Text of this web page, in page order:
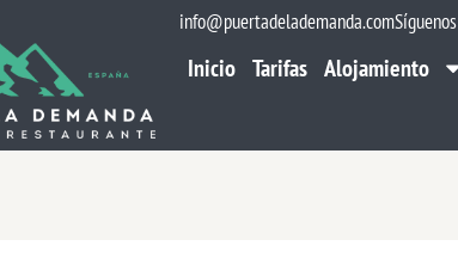
info@puertadelademanda.comSíguenos
Inicio Tarifas Alojamiento